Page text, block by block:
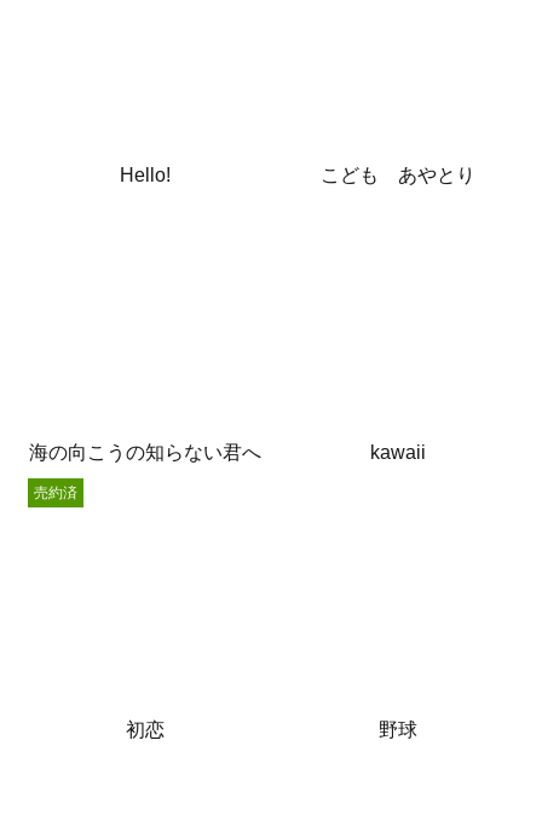
Hello! こども あやとり
海の向こうの知らない君へ kawaii
初恋
売約済
野球